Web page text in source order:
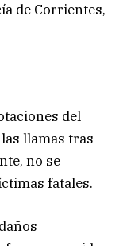
de Corrientes,
del
llamas tras
no se
fatales.